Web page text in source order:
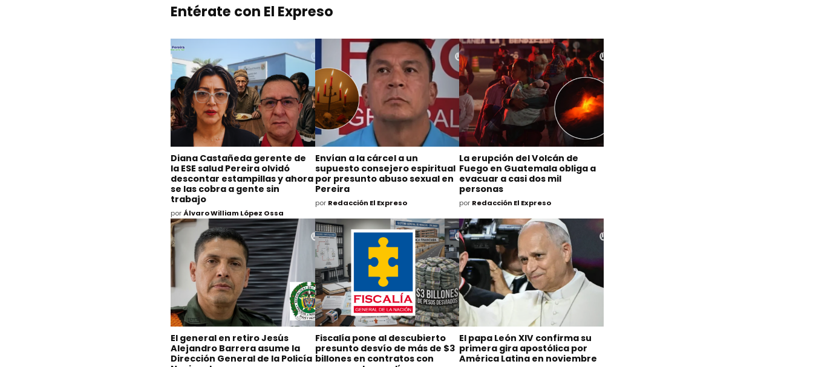
Entérate con El Expreso
Diana Castañeda gerente de
la ESE salud Pereira olvidó
descontar estampillas y ahora
se las cobra a gente sin
trabajo
porÁlvaro William López Ossa
Envían a la cárcel a un
supuesto consejero espiritual
por presunto abuso sexual en
Pereira
por Redacción El Expreso
La erupción del Volcán de
Fuego en Guatemala obliga a
evacuar a casi dos mil
personas
por Redacción El Expreso
El general en retiro Jesús
Alejandro Barrera asume la
Dirección General de la Policía
Fiscalía pone al descubierto
presunto desvío de más de $3
billones en contratos con
El papa León XIV confirma su
primera gira apostólica por
América Latina en noviembre